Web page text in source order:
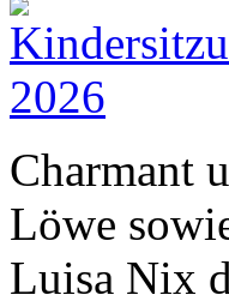
Charmant
Löwe
Luisa Nix